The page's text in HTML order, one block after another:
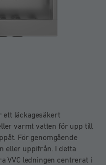
ett läckagesäkert
varmt vatten för upp till
För genomgående
eller uppifrån. I detta
VVC ledningen centrerat i